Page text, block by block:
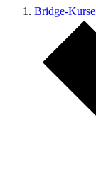
Bridge-Kurse